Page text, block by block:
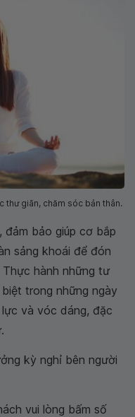
thư giãn, chăm sóc bản thân.
bảo giúp cơ bắp
sảng khoái để đón
Thực hành những tư
trong những ngày
và vóc dáng, đặc
kỳ nghỉ bên người
vui lòng bấm số